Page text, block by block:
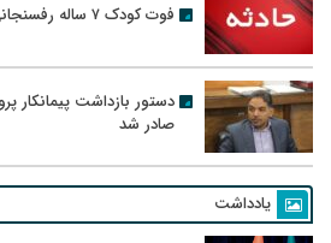
فوت کودک ۷ ساله رفسنجانی در سانحه رانندگی
دستور بازداشت پیمانکار
صادر شد
یادداشت